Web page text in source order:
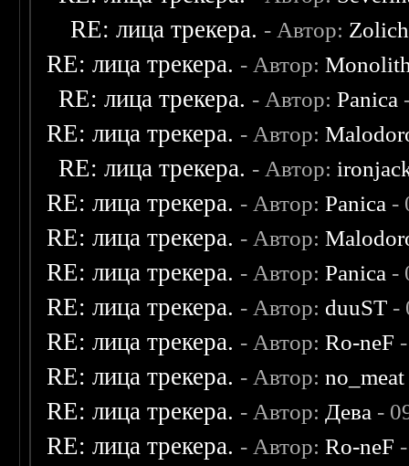
RE: лица трекера. - Автор: Zolich
RE: лица трекера. - Автор:
RE: лица трекера. - Автор:Panica
RE: лица трекера. - Автор:
RE: лица трекера. - Автор:
RE: лица трекера. - Автор:Panica -
RE: лица трекера. - Автор:
RE: лица трекера. - Автор:Panica -
RE: лица трекера. - Автор: duuST -
RE: лица трекера. - Автор:Ro-neF
RE: лица трекера. - Автор:no_meat
RE: лица трекера. - Автор: Дева -
RE: лица трекера. - Автор:Ro-neF